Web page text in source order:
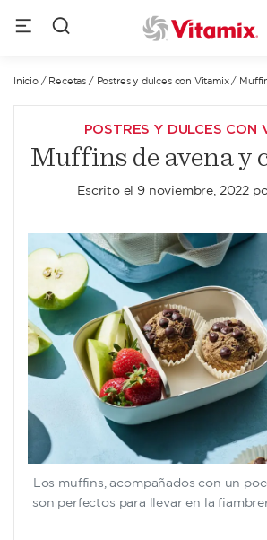
Inicio/ Recetas / Postres y dulces con Vitamix/
POSTRES Y DULCES CON
Muffins de avena y
Escrito el 9 noviembre, 2022
Los muffins, acompañados con un
son perfectos para llevar en la